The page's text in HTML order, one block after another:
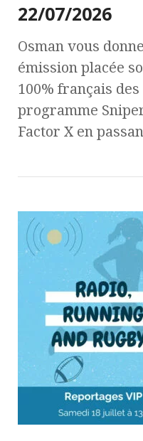
22/07/2026
Osman vous
émission placée
100% français
programme
Factor X en